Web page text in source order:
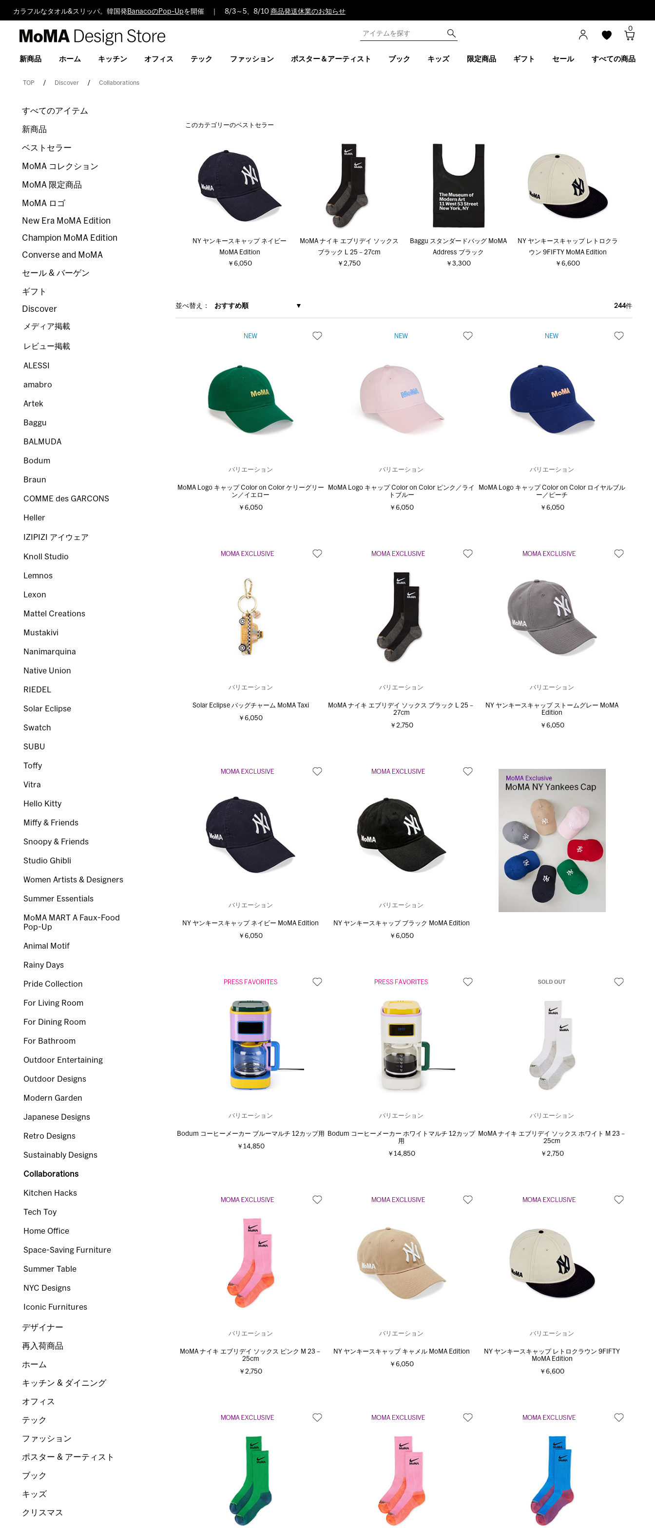
カラフルなタオル&スリッパ。韓国発 BanacoのPop-Upを開催 ｜ 8/3～5、8/10 商品発送休業のお知らせ
Design
0
新商品 ホーム キッチン オフィス テック ファッション ポスター＆アーティスト ブック キッズ 限定商品 ギフト セール すべての商品
TOP Discover Collaborations
このカテゴリーのベストセラー
NY ヤンキースキャップ ネイビー
MoMA Edition
￥6,050
MoMA ナイキ エブリデイ ソックス
ブラック L 25－27cm
￥2,750
Baggu スタンダードバッグ MoMA
Address ブラック
￥3,300
NY ヤンキースキャップ レトロクラ
ウン 9FIFTY MoMA Edition
￥6,600
並べ替え： おすすめ順 244件
バリエーション
MoMA Logo キャップ Color on Color ケリーグリー
ン／イエロー
￥6,050
バリエーション
MoMA Logo キャップ Color on Color ピンク／ライ
トブルー
￥6,050
バリエーション
MoMA Logo キャップ Color on Color ロイヤルブル
ー／ピーチ
￥6,050
バリエーション
Solar Eclipse バッグチャーム MoMA Taxi
￥6,050
バリエーション
MoMA ナイキ エブリデイ ソックス ブラック L 25－
27cm
￥2,750
バリエーション
NY ヤンキースキャップ ストームグレー MoMA
Edition
￥6,050
バリエーション
NY ヤンキースキャップ ネイビー MoMA Edition
￥6,050
バリエーション
NY ヤンキースキャップ ブラック MoMA Edition
￥6,050
バリエーション
Bodum コーヒーメーカー ブルーマルチ 12カップ用
￥14,850
バリエーション
Bodum コーヒーメーカー ホワイトマルチ 12カップ
用
￥14,850
バリエーション
MoMA ナイキ エブリデイ ソックス ホワイト M 23－
25cm
￥2,750
バリエーション
MoMA ナイキ エブリデイ ソックス ピンク M 23－
25cm
￥2,750
バリエーション
NY ヤンキースキャップ キャメル MoMA Edition
￥6,050
バリエーション
NY ヤンキースキャップ レトロクラウン 9FIFTY
MoMA Edition
￥6,600
すべてのアイテム
新商品
ベストセラー
MoMA コレクション
MoMA 限定商品
MoMA ロゴ
New Era MoMA Edition
Champion MoMA Edition
Converse and MoMA
セール & バーゲン
ギフト
Discover
メディア掲載
レビュー掲載
ALESSI
amabro
Artek
Baggu
BALMUDA
Bodum
Braun
COMME des GARCONS
Heller
IZIPIZI アイウェア
Knoll Studio
Lemnos
Lexon
Mattel Creations
Mustakivi
Nanimarquina
Native Union
RIEDEL
Solar Eclipse
Swatch
SUBU
Toffy
Vitra
Hello Kitty
Miffy & Friends
Snoopy & Friends
Studio Ghibli
Women Artists & Designers
Summer Essentials
MoMA MART A Faux-Food
Pop-Up
Animal Motif
Rainy Days
Pride Collection
For Living Room
For Dining Room
For Bathroom
Outdoor Entertaining
Outdoor Designs
Modern Garden
Japanese Designs
Retro Designs
Sustainably Designs
Collaborations
Kitchen Hacks
Tech Toy
Home Office
Space-Saving Furniture
Summer Table
NYC Designs
Iconic Furnitures
デザイナー
再入荷商品
ホーム
キッチン & ダイニング
オフィス
テック
ファッション
ポスター & アーティスト
ブック
キッズ
クリスマス